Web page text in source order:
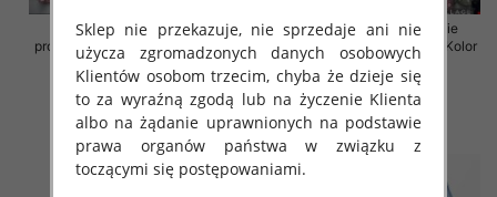
Sukienki damskie (Włoskie
produkt) Roz Standard, Mix Kolor
Paczka 5 szt
43.00 zł
szczegóły
Sukienki damskie (Włoskie
produkt) Roz Standard, Mix Kolor
Paczka 5 szt
43.00 zł
szczegóły
Sklep nie przekazuje, nie sprzedaje ani nie
użycza zgromadzonych danych osobowych
Klientów osobom trzecim, chyba że dzieje się
to za wyraźną zgodą lub na życzenie Klienta
albo na żądanie uprawnionych na podstawie
prawa organów państwa w związku z
toczącymi się postępowaniami.